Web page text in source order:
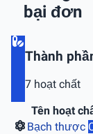
bại đơn
Thành
7 hoạt chất
Tên hoạt
Bạch thược